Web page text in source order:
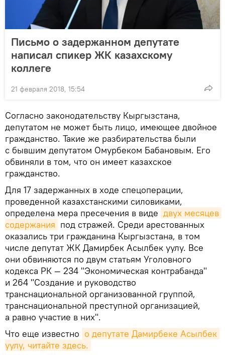
Письмо о задержанном депутате
написал спикер ЖК казахскому
коллеге
21 февраля 2018, 15:54
Согласно законодательству Кыргызстана,
депутатом не может быть лицо, имеющее двойное
гражданство. Такие же разбирательства были
с бывшим депутатом Омурбеком Бабановым. Его
обвиняли в том, что он имеет казахское
гражданство.
Для 17 задержанных в ходе спецоперации,
проведенной казахстанскими силовиками,
определена мера пресечения в виде двух месяцев
содержания под стражей. Среди арестованных
оказались три гражданина Кыргызстана, в том
числе депутат ЖК Дамирбек Асылбек уулу. Все
они обвиняются по двум статьям Уголовного
кодекса РК — 234 "Экономическая контрабанда"
и 264 "Создание и руководство
транснациональной организованной группой,
транснациональной преступной организацией,
а равно участие в них".
Что еще известно о депутате Дамирбеке Асылбек
уулу, читайте здесь.